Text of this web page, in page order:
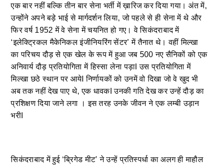
एक बार नहीं बल्कि तीन बार सेना भर्ती में ख़ारिज कर दिया गया। अंत में,
उन्होंने अपने बड़े भाई से मार्गदर्शन लिया, जो पहले से ही सेना में थे और
फिर वर्ष 1952 में वे सेना में चयनित हो गए। वे सिकंदराबाद में
‘इलेक्ट्रिकल मैकेनिकल इंजीनियरिंग सेंटर’ में तैनात थे। वहीं मिल्खा
का परिचय दौड़ से एक खेल के रूप में हुआ जब 500 नए सैनिकों को एक
अनिवार्य दौड़ प्रतियोगिता में हिस्सा लेना पड़ाI उस प्रतियोगिता में
मिल्खा छठे स्थान पर आयेI निर्णायकों को उनमें वो दिखा जो वे खुद भी
अब तक नहीं देख पाए थे, एक धावकI उनकी गति देख कर उन्हें दौड़ का
प्रशिक्षण दिया जाने लगा । इस तरह उनके जीवन ने एक लम्बी उड़ान
भरीI
सिकंदराबाद में हुई ‘ब्रिगेड मीट’ ने उन्हें प्रतिस्पर्धा का अलग ही माहौल